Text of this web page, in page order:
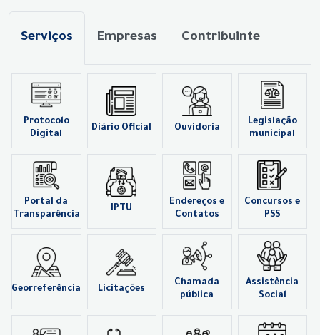
Serviços Empresas Contribuinte
Protocolo
Digital
Diário Oficial Ouvidoria
Legislação
municipal
Portal da
Transparência
IPTU
Endereços e
Contatos
Concursos e
PSS
Georreferência Licitações
Chamada
pública
Assistência
Social